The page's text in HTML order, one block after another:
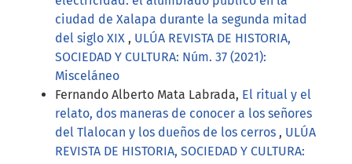
ciudad de Xalapa durante la segunda mitad
del siglo XIX , ULÚA REVISTA DE HISTORIA,
SOCIEDAD Y CULTURA: Núm. 37 (2021):
Misceláneo
Fernando Alberto Mata Labrada, El ritual y el
relato, dos maneras de conocer a los señores
del Tlalocan y los dueños de los cerros , ULÚA
REVISTA DE HISTORIA, SOCIEDAD Y CULTURA: